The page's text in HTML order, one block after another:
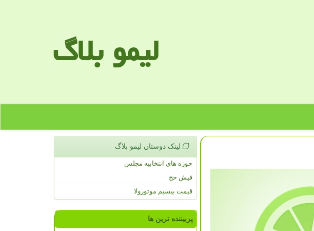
لیمو بلاگ
لینک دوستان لیمو بلاگ
حوزه های انتخابیه مجلس
فیش حج
قیمت بیسیم موتورولا
پربیننده ترین ها